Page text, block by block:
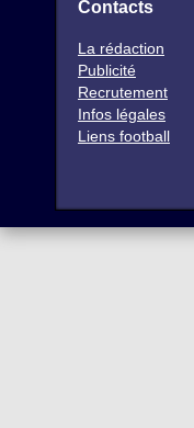
Contacts
La rédaction
Publicité
Recrutement
Infos légales
Liens football